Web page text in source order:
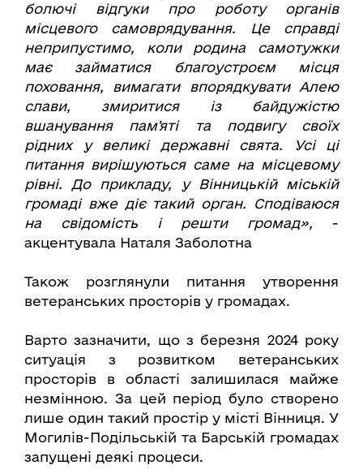
болючі відгуки про роботу органів
місцевого самоврядування. Це справді
неприпустимо, коли родина самотужки
має займатися благоустроєм місця
поховання, вимагати впорядкувати Алею
слави, змиритися із байдужістю
вшанування памʼяті та подвигу своїх
рідних у великі державні свята. Усі ці
питання вирішуються саме на місцевому
рівні. До прикладу, у Вінницькій міській
громаді вже діє такий орган. Сподіваюся
на свідомість і решти громад», -
акцентувала Наталя Заболотна
Також розглянули питання утворення
ветеранських просторів у громадах.
Варто зазначити, що з березня 2024 року
ситуація з розвитком ветеранських
просторів в області залишилася майже
незмінною. За цей період було створено
лише один такий простір у місті Вінниця. У
Могилів-Подільській та Барській громадах
запущені деякі процеси.